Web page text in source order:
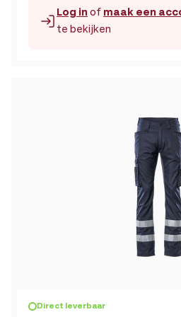
Log inof maak een
te bekijken
Direct leverbaar
De prijs is afhankelijk van de